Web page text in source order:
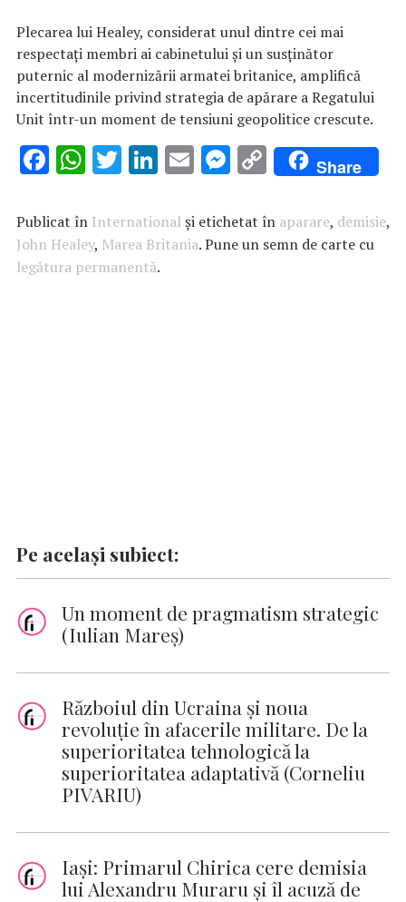
Plecarea lui Healey, considerat unul dintre cei mai
respectați membri ai cabinetului și un susținător
puternic al modernizării armatei britanice, amplifică
incertitudinile privind strategia de apărare a Regatului
Unit într-un moment de tensiuni geopolitice crescute.
F
e
b
o
W
at
s
A
T
it
te
r
Li
k
e
dI
E
ai
l
M
se
n
C
o
p
y
Share
Publicat în International și etichetat în aparare, demisie,
John Healey, Marea Britania. Pune un semn de carte cu
legătura permanentă.
Pe același subiect:
Un moment de pragmatism strategic
(Iulian Mareș)
Războiul din Ucraina și noua
revoluție în afacerile militare. De la
superioritatea tehnologică la
superioritatea adaptativă (Corneliu
PIVARIU)
Iaşi: Primarul Chirica cere demisia
lui Alexandru Muraru şi îl acuză de